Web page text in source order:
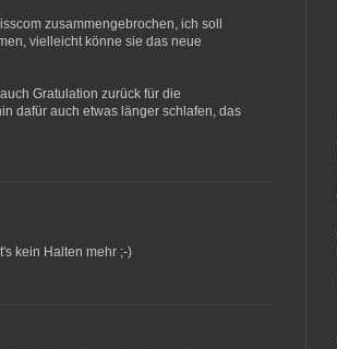
zusammengebrochen, ich soll
vielleicht könne sie das neue
Gratulation zurück für die
dafür auch etwas länger schlafen, das
kein Halten mehr ;-)